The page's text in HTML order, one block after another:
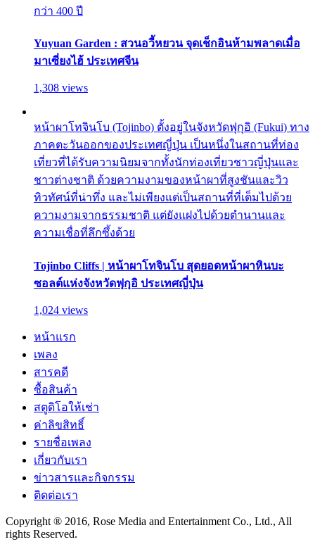
กว่า 400 ปี
Yuyuan Garden : สวนอวี้หยวน จุดเช็กอินห้ามพลาดเมื่อ
มาเซี่ยงไฮ้ ประเทศจีน
1,308 views
หน้าผาโทจินโบ (Tojinbo) ตั้งอยู่ในจังหวัดฟุกุอิ (Fukui) ทาง
ภาคตะวันออกของประเทศญี่ปุ่น เป็นหนึ่งในสถานที่ท่อง
เที่ยวที่ได้รับความนิยมจากทั้งนักท่องเที่ยวชาวญี่ปุ่นและ
ชาวต่างชาติ ด้วยความงามของหน้าผาที่สูงชันและวิว
ทิวทัศน์ที่น่าทึ่ง และไม่เพียงแต่เป็นสถานที่ที่เต็มไปด้วย
ความงามจากธรรมชาติ แต่ยังแฝงไปด้วยตำนานและ
ความเชื่อที่ลึกซึ้งด้วย
Tojinbo Cliffs | หน้าผาโทจินโบ สุดยอดหน้าผาหินบะ
ซอลต์แห่งจังหวัดฟุกุอิ ประเทศญี่ปุ่น
1,024 views
หน้าแรก
เพลง
สารคดี
ซื้อสินค้า
สตูดิโอให้เช่า
ค่าลิขสิทธิ์
รายชื่อเพลง
เกี่ยวกับเรา
ข่าวสารและกิจกรรม
ติดต่อเรา
Copyright ® 2016, Rose Media and Entertainment Co., Ltd., All
rights Reserved.